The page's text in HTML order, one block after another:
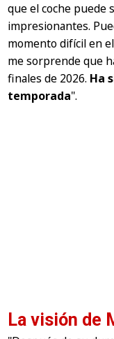
que el coche puede
impresionantes.
momento difícil en
me sorprende que
finales de 2026. Ha
temporada".
La visión de